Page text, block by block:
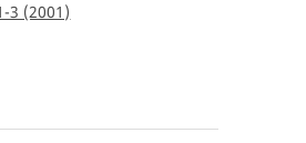
3 (2001)